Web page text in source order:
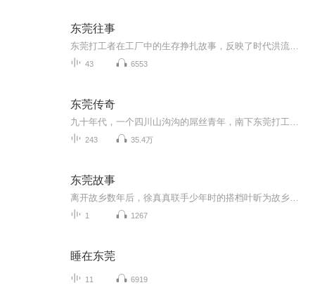
东莞往事
43 6553
东莞传奇
243 35.4万
东莞故事
1 1267
睡在东莞
11 6919